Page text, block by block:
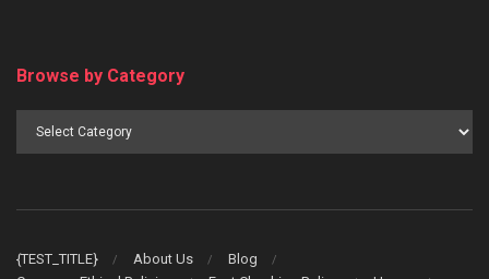
Browse by Category
{TEST_TITLE} About Us
Blog